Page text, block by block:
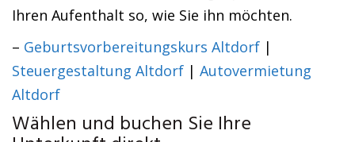
Ihren Aufenthalt so, wie Sie ihn möchten.
– Geburtsvorbereitungskurs Altdorf |
Steuergestaltung Altdorf | Autovermietung
Altdorf
Wählen und buchen Sie Ihre